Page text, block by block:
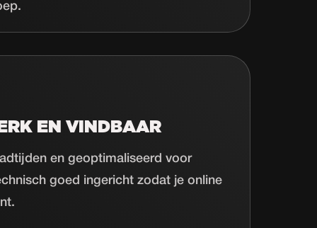
EN VINDBAAR
en geoptimaliseerd voor
goed ingericht zodat je online